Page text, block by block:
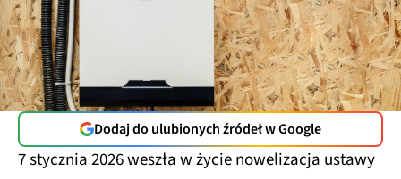
Dodaj do ulubionych źródeł w Google
7 stycznia 2026 weszła w życie nowelizacja ustawy